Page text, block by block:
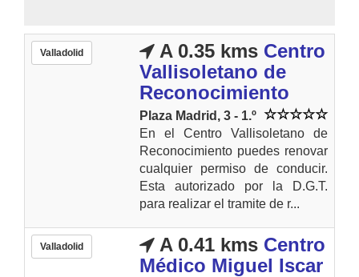
Valladolid A 0.35 kms Centro
Vallisoletano de
Reconocimiento
Plaza Madrid, 3 - 1.º
En el Centro Vallisoletano de
Reconocimiento puedes renovar
cualquier permiso de conducir.
Esta autorizado por la D.G.T.
para realizar el tramite de r...
Valladolid A 0.41 kms Centro
Médico Miguel Iscar